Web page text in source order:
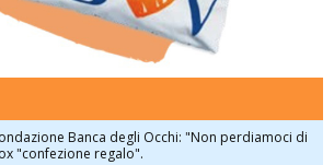
Banca degli Occhi: "Non perdiamoci di
"confezione regalo".